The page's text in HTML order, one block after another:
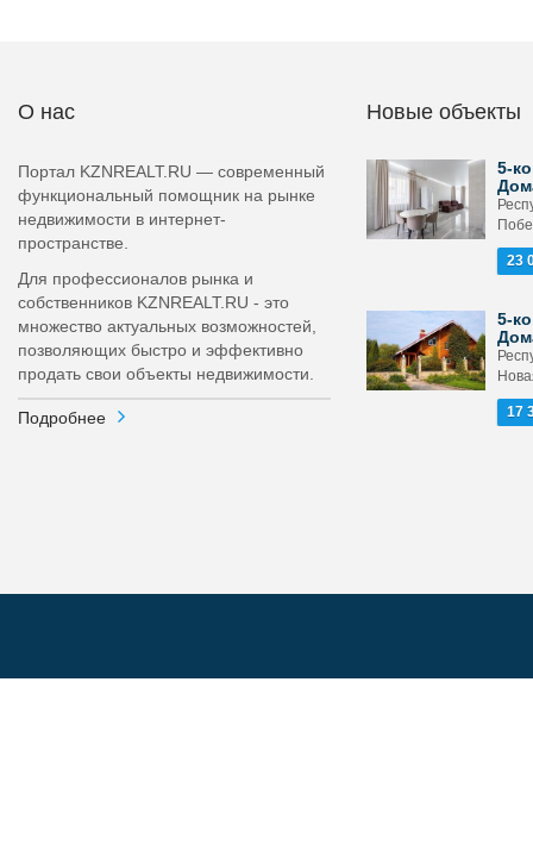
О нас
Портал KZNREALT.RU — современный
функциональный помощник на рынке
недвижимости в интернет-
пространстве.
Для профессионалов рынка и
собственников KZNREALT.RU - это
множество актуальных возможностей,
позволяющих быстро и эффективно
продать свои объекты недвижимости.
Подробнее
Новые объекты
5-
23
5-
17